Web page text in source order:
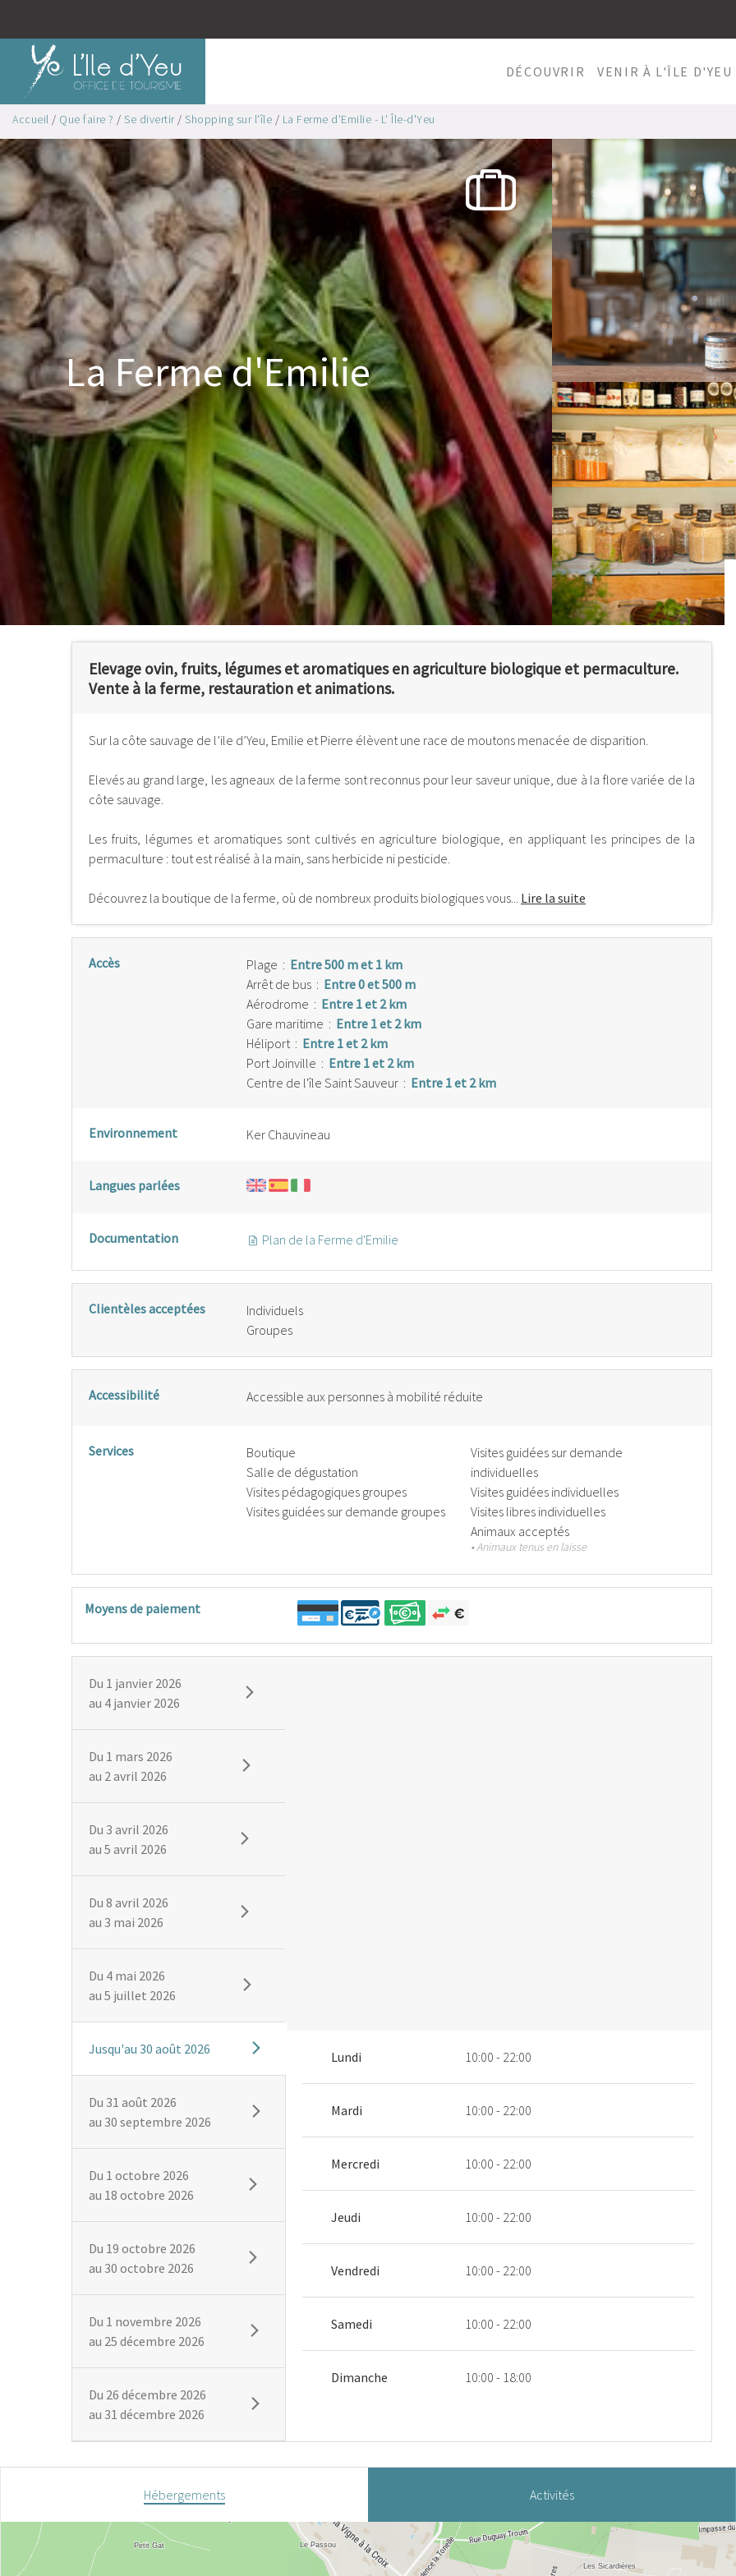
DÉCOUVRIR VENIR À L'ÎLE D'YEU
Accueil / Que faire ? / Se divertir / Shopping sur l'île / La Ferme d'Emilie - L' Île-d'Yeu
La Ferme d'Emilie
Elevage ovin, fruits, légumes et aromatiques en agriculture biologique et permaculture.
Vente à la ferme, restauration et animations.
Sur la côte sauvage de l’ile d’Yeu, Emilie et Pierre élèvent une race de moutons menacée de disparition.
Elevés au grand large, les agneaux de la ferme sont reconnus pour leur saveur unique, due à la flore variée de la
côte sauvage.
Les fruits, légumes et aromatiques sont cultivés en agriculture biologique, en appliquant les principes de la
permaculture : tout est réalisé à la main, sans herbicide ni pesticide.
Découvrez la boutique de la ferme, où de nombreux produits biologiques vous... Lire la suite
Accès Plage : Entre 500 m et 1 km
Arrêt de bus : Entre 0 et 500 m
Aérodrome : Entre 1 et 2 km
Gare maritime : Entre 1 et 2 km
Héliport: Entre 1 et 2 km
Port Joinville : Entre 1 et 2 km
Centre de l'île Saint Sauveur : Entre 1 et 2 km
Environnement Ker Chauvineau
Langues parlées
Documentation Plan de la Ferme d'Emilie
Clientèles acceptées
Individuels
Groupes
Accessibilité Accessible aux personnes à mobilité réduite
Services
Boutique
Salle de dégustation
Visites pédagogiques groupes
Visites guidées sur demande groupes
Visites guidées sur demande
individuelles
Visites guidées individuelles
Visites libres individuelles
Animaux acceptés
• Animaux tenus en laisse
Moyens de paiement
Du 1 janvier 2026
au 4 janvier 2026
Du 1 mars 2026
au 2 avril 2026
Du 3 avril 2026
au 5 avril 2026
Du 8 avril 2026
au 3 mai 2026
Du 4 mai 2026
au 5 juillet 2026
Jusqu'au 30 août 2026
Du 31 août 2026
au 30 septembre 2026
Du 1 octobre 2026
au 18 octobre 2026
Du 19 octobre 2026
au 30 octobre 2026
Du 1 novembre 2026
au 25 décembre 2026
Du 26 décembre 2026
au 31 décembre 2026
Lundi 10:00 - 22:00
Mardi 10:00 - 22:00
Mercredi 10:00 - 22:00
Jeudi 10:00 - 22:00
Vendredi 10:00 - 22:00
Samedi 10:00 - 22:00
Dimanche 10:00 - 18:00
Hébergements Activités